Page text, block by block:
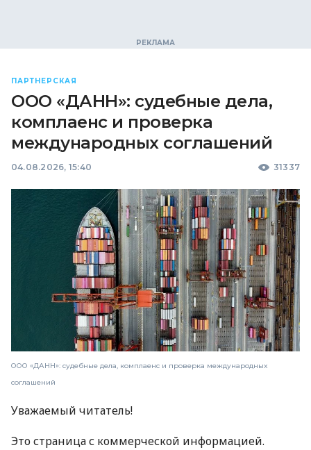
ПАРТНЕРСКАЯ
ООО «ДАНН»: судебные дела,
комплаенс и проверка
международных соглашений
04.08.2026, 15:40 31337
ООО «ДАНН»: судебные дела, комплаенс и проверка международных
соглашений
Уважаемый читатель!
Это страница с коммерческой информацией.